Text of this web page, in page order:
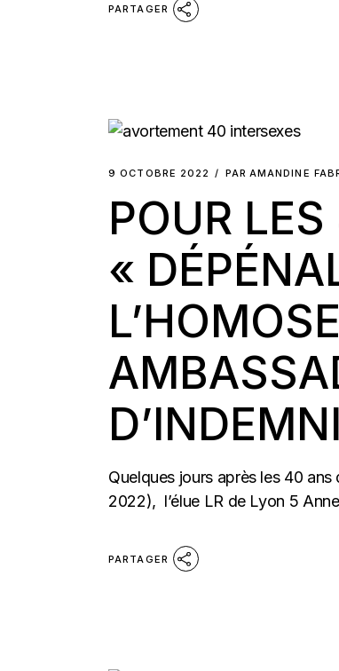
PARTAGER
9 OCTOBRE 2022 PAR AMANDINE
POUR
«
Quelques jours après les 40
2022), l’élue LR de Lyon 5
PARTAGER